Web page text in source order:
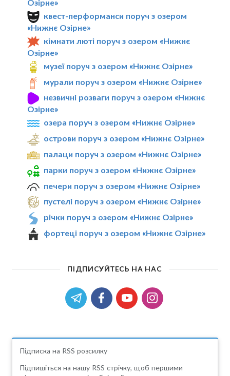
Озірне»
квест-перформанси поруч з озером
«Нижнє Озірне»
кімнати люті поруч з озером «Нижнє
Озірне»
музеї поруч з озером «Нижнє Озірне»
мурали поруч з озером «Нижнє Озірне»
незвичні розваги поруч з озером «Нижнє
Озірне»
озера поруч з озером «Нижнє Озірне»
острови поруч з озером «Нижнє Озірне»
палаци поруч з озером «Нижнє Озірне»
парки поруч з озером «Нижнє Озірне»
печери поруч з озером «Нижнє Озірне»
пустелі поруч з озером «Нижнє Озірне»
річки поруч з озером «Нижнє Озірне»
фортеці поруч з озером «Нижнє Озірне»
ПІДПИСУЙТЕСЬ НА НАС
Підписка на RSS розсилку
Підпишіться на нашу RSS стрічку, щоб першими